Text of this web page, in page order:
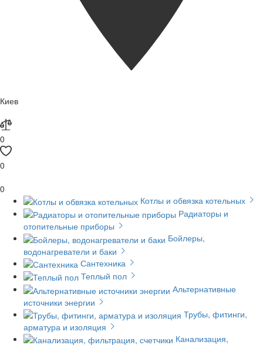
Киев
0
0
0
Котлы и обвязка котельных
Радиаторы и
отопительные приборы
Бойлеры,
водонагреватели и баки
Сантехника
Теплый пол
Альтернативные
источники энергии
Трубы, фитинги,
арматура и изоляция
Канализация,